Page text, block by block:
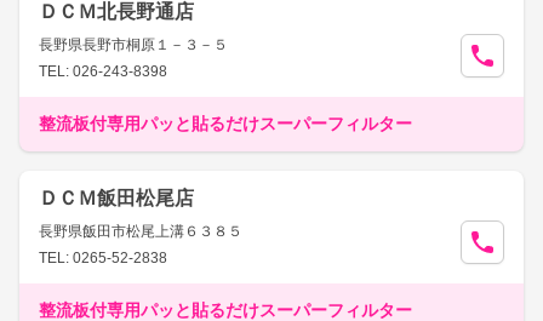
ＤＣＭ北長野通店
長野県長野市桐原１－３－５
TEL: 026-243-8398
整流板付専用パッと貼るだけスーパーフィルター
ＤＣＭ飯田松尾店
長野県飯田市松尾上溝６３８５
TEL: 0265-52-2838
整流板付専用パッと貼るだけスーパーフィルター